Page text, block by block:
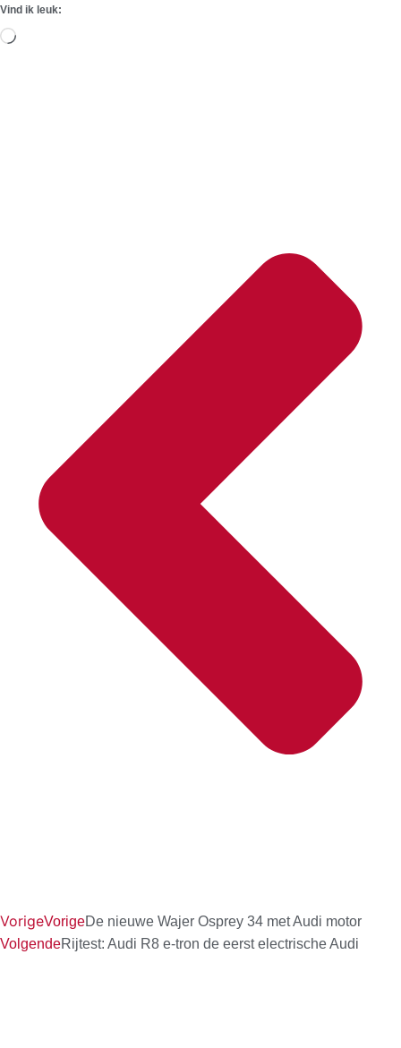
Vind ik leuk:
Aan
VorigeVorigeDe nieuwe Wajer Osprey 34 met Audi motor
VolgendeRijtest: Audi R8 e-tron de eerst electrische Audi